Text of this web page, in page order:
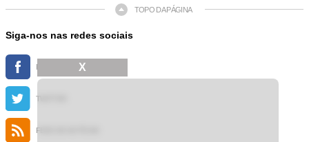
TOPO DA PÁGINA
Siga-nos nas redes sociais
TWITTER
FEED DE NOTÍCIAS
X